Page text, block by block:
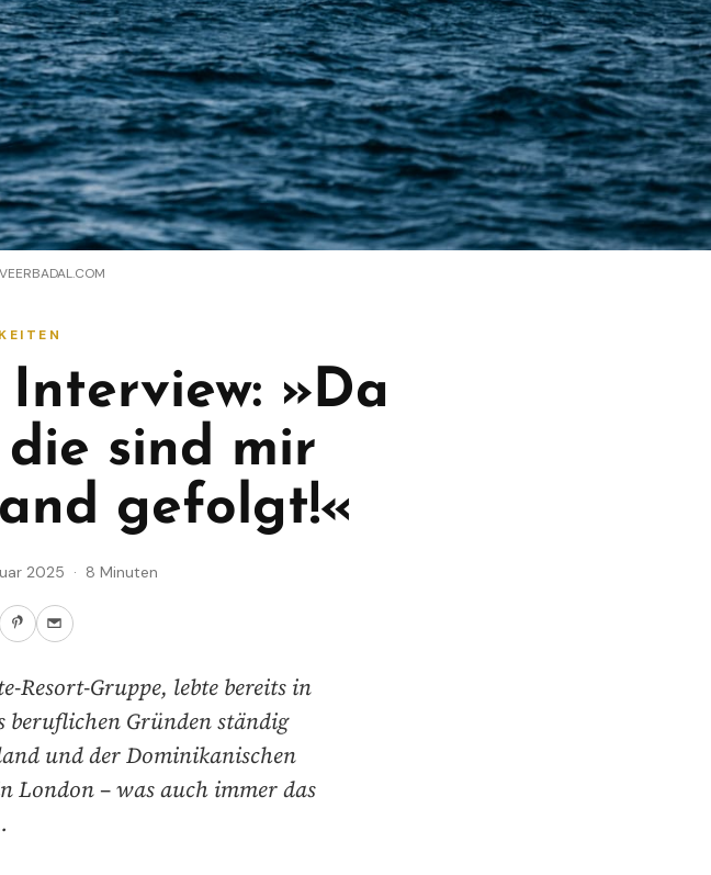
»Da
sind mir
gefolgt!«
2025 · 8 Minuten
Resort-Gruppe, lebte bereits in
Gründen ständig
und der Dominikanischen
London – was auch immer das